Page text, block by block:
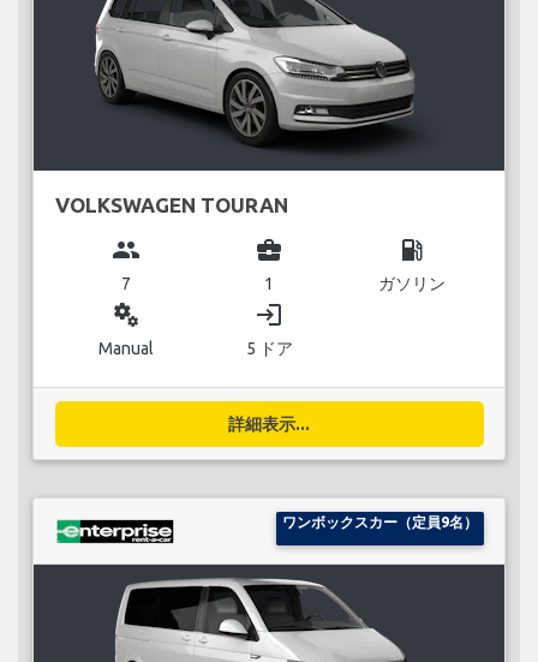
VOLKSWAGEN TOURAN
group
7
business_center
1
local_gas_station
ガソリン
miscellaneous_services
Manual
login
5 ドア
詳細表示...
ワンボックスカー（定員9名）